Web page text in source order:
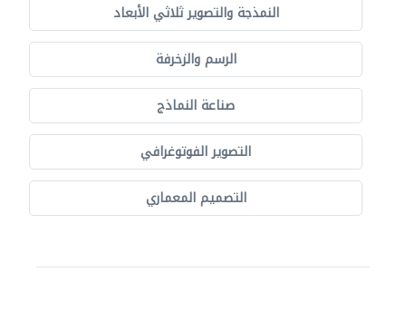
النمذجة والتصوير ثلاثي الأبعاد
الرسم والزخرفة
صناعة النماذج
التصوير الفوتوغرافي
التصميم المعماري